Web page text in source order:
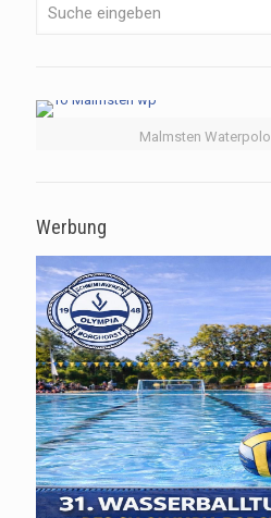
Malmsten Waterpolo
Werbung